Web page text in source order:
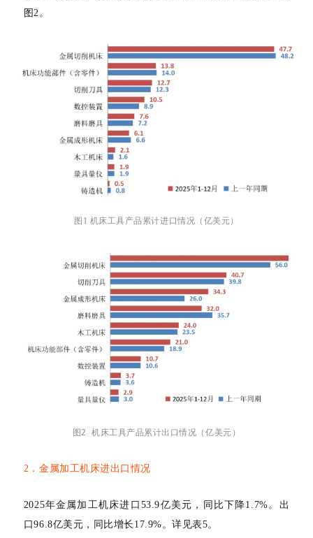
图2。
图1 机床工具产品累计进口情况（亿美元）
图2 机床工具产品累计出口情况（亿美元）
2．金属加工机床进出口情况
2025年金属加工机床进口53.9亿美元，同比下降1.7%。出
口96.8亿美元，同比增长17.9%。详见表5。